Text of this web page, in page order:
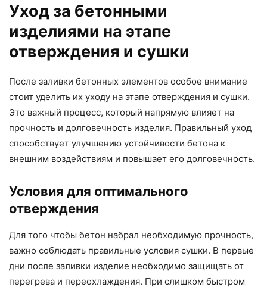
Уход за бетонными
изделиями на этапе
отверждения и сушки
После заливки бетонных элементов особое внимание
стоит уделить их уходу на этапе отверждения и сушки.
Это важный процесс, который напрямую влияет на
прочность и долговечность изделия. Правильный уход
способствует улучшению устойчивости бетона к
внешним воздействиям и повышает его долговечность.
Условия для оптимального
отверждения
Для того чтобы бетон набрал необходимую прочность,
важно соблюдать правильные условия сушки. В первые
дни после заливки изделие необходимо защищать от
перегрева и переохлаждения. При слишком быстром